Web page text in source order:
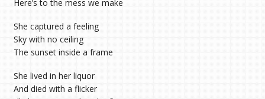
Here’s to the mess we make
She captured a feeling
Sky with no ceiling
The sunset inside a frame
She lived in her liquor
And died with a flicker